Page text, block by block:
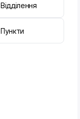
Відділення
Пункти